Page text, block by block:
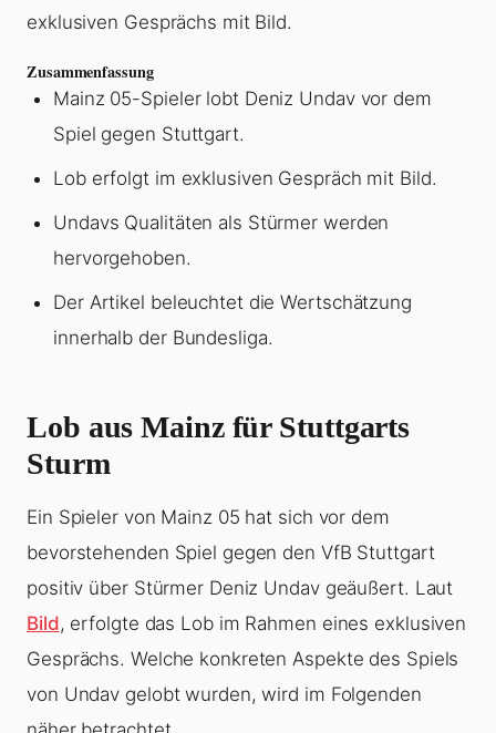
exklusiven Gesprächs mit Bild.
Zusammenfassung
Mainz 05-Spieler lobt Deniz Undav vor dem
Spiel gegen Stuttgart.
Lob erfolgt im exklusiven Gespräch mit Bild.
Undavs Qualitäten als Stürmer werden
hervorgehoben.
Der Artikel beleuchtet die Wertschätzung
innerhalb der Bundesliga.
Lob aus Mainz für Stuttgarts
Sturm
Ein Spieler von Mainz 05 hat sich vor dem
bevorstehenden Spiel gegen den VfB Stuttgart
positiv über Stürmer Deniz Undav geäußert. Laut
Bild, erfolgte das Lob im Rahmen eines exklusiven
Gesprächs. Welche konkreten Aspekte des Spiels
von Undav gelobt wurden, wird im Folgenden